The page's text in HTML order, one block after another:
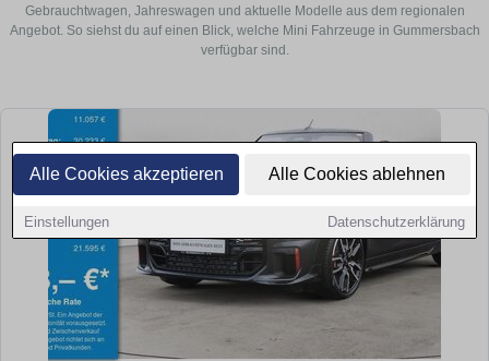
Alle Cookies akzeptieren Alle Cookies ablehnen
Einstellungen Datenschutzerklärung
Gebrauchtwagen, Jahreswagen und aktuelle Modelle aus dem regionalen
Angebot. So siehst du auf einen Blick, welche Mini Fahrzeuge in Gummersbach
verfügbar sind.